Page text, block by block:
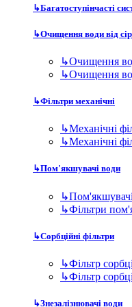
↳Багатоступінчасті
↳Очищення води від
↳Очищення
↳Очищення
↳Фільтри механічні
↳Механічні
↳Механічні
↳Пом'якшувачі води
↳
↳Фільтри
↳Сорбційні фільтри
↳Фільтр
↳Фільтр
↳Знезалізнювачі води